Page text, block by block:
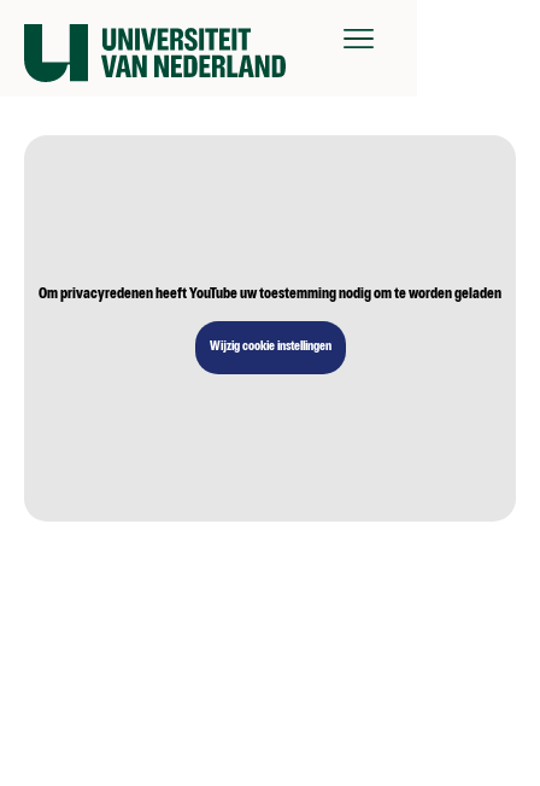
Om privacyredenen heeft YouTube uw toestemming nodig om te worden geladen
Wijzig cookie instellingen